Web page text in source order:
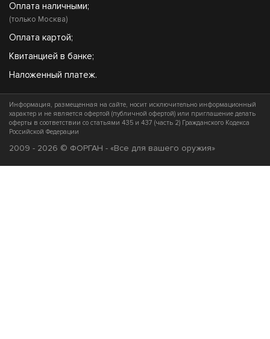
Оплата наличными;
(только Москва)
Оплата картой;
Квитанцией в банке;
Наложенный платеж.
Информация, размещенная на сайте, носит исключительно информационный
характер и не является офертой (публичной офертой) или приглашение делать
оферты в соответствии со статьями 435 и 437 (часть 2) Гражданского Кодекса
Российской Федерации
2009 - 2026 © ФОРГАН - «Все для вашего оружия»